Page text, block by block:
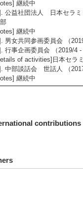
継続中
公益社団法人 日本セラ
継続中
男女共同参画委員会 （
行事企画委員会 （2019/4
of activities]日本セラ
中部談話会 世話人 （
継続中
contributions